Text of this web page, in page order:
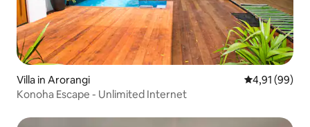
Villa in Arorangi Gemiddelde
4,91 (99)
Konoha Escape - Unlimited Internet